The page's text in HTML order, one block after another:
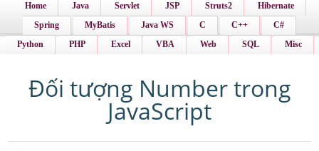
Home Java Servlet JSP Struts2
Hibernate
Spring
MyBatis Java WS C C++
C#
Python
PHP Excel VBA Web SQL Misc
Đối tượng Number trong
JavaScript